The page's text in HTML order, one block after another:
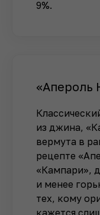
9%.
«Апероль
из джина,
вермута в
рецепте
«Кампари»,
и менее
тех, кому
кажется